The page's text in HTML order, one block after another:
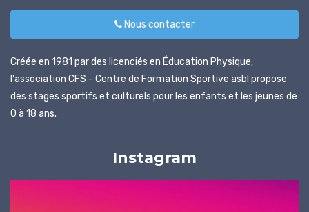
JOBS
Journées
Contact
Nous contacter
Créée en 1981 par des licenciés en Éducation Physique,
l'association CFS - Centre de Formation Sportive asbl propose
des stages sportifs et culturels pour les enfants et les jeunes de
0 à 18 ans.
Instagram